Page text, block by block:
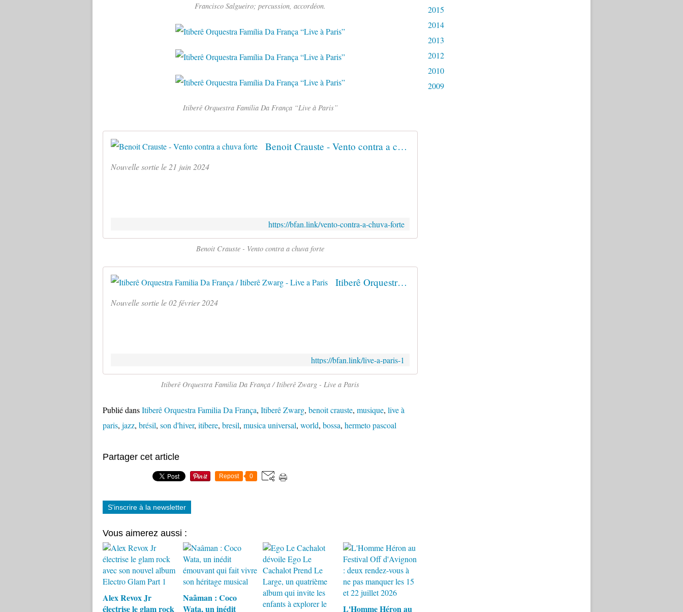
Francisco Salgueiro; percussion, accordéon.
Itiberê Orquestra Família Da França “Live à Paris”
Benoit Crauste - Vento contra a chuva forte
Nouvelle sortie le 21 juin 2024
https://bfan.link/vento-contra-a-chuva-forte
Benoit Crauste - Vento contra a chuva forte
Itiberê Orquestra Familia Da França / Itiberê Zwarg - Live a Paris
Nouvelle sortie le 02 février 2024
https://bfan.link/live-a-paris-1
Itiberê Orquestra Familia Da França / Itiberê Zwarg - Live a Paris
Publié dansItiberê Orquestra Familia Da França, Itiberê Zwarg, benoit crauste, musique, live à
paris, jazz, brésil, son d'hiver, itibere, bresil, musica universal, world, bossa, hermeto pascoal
Partager cet article
Repost 0
S'inscrire à la newsletter
Vous aimerez aussi :
Alex Revox Jr
électrise le glam rock
Naâman : Coco
Wata, un inédit
L'Homme Héron au
2015
2014
2013
2012
2010
2009